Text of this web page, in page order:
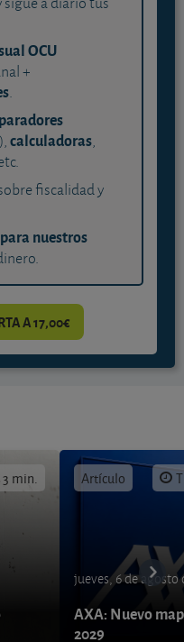
OCU
+
.
calculadoras,
fiscalidad y
nuestros
A 17,00€
min. Artículo
jueves, 6 de agosto
AXA: Nuevo
2029